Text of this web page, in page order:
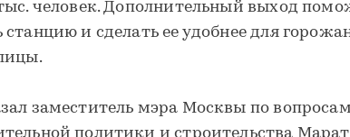
человек. Дополнительный выход
станцию и сделать ее удобнее для
заместитель мэра Москвы по